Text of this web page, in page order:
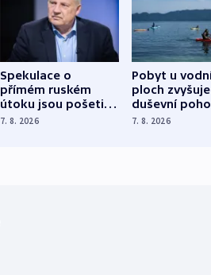
Spekulace o
přímém ruském
útoku jsou pošetilé,
míní estonský
7. 8. 2026
Pobyt u
ploch zvyšuje
duševní
ukázala
7. 8. 2026